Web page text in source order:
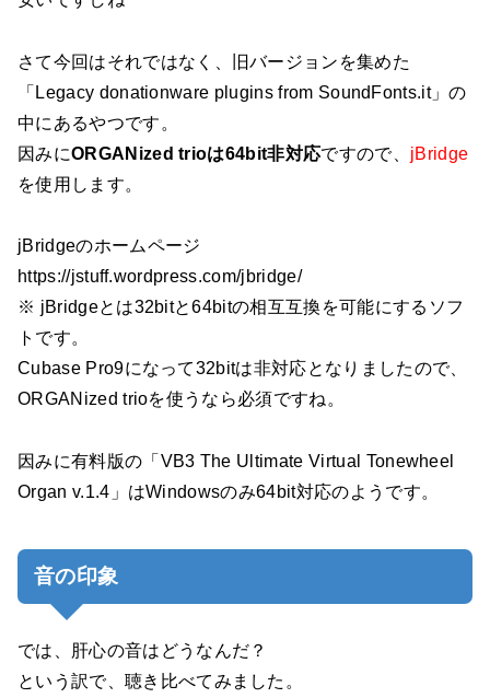
さて今回はそれではなく、旧バージョンを集めた
「Legacy donationware plugins from SoundFonts.it」の
中にあるやつです。
因みにORGANized trioは64bit非対応ですので、 jBridge
を使用します。
jBridgeのホームページ
https://jstuff.wordpress.com/jbridge/
※ jBridgeとは32bitと64bitの相互互換を可能にするソフ
トです。
Cubase Pro9になって32bitは非対応となりましたので、
ORGANized trioを使うなら必須ですね。
因みに有料版の「VB3 The Ultimate Virtual Tonewheel
Organ v.1.4」はWindowsのみ64bit対応のようです。
音の印象
では、肝心の音はどうなんだ？
という訳で、聴き比べてみました。